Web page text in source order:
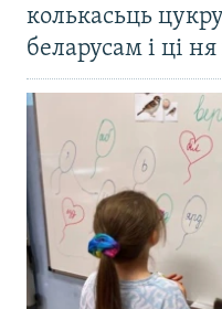
колькасьць
беларусам і ці